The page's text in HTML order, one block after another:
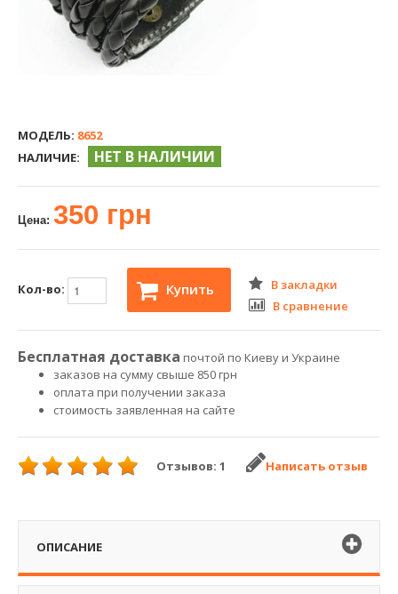
МОДЕЛЬ: 8652
НАЛИЧИЕ:
НЕТ В НАЛИЧИИ
Цена: 350 грн
Кол-во: Купить
В закладки
В сравнение
Бесплатная доставка почтой по Киеву и Украине
заказов на сумму свыше 850 грн
оплата при получении заказа
стоимость заявленная на сайте
Отзывов: 1 Написать отзыв
ОПИСАНИЕ